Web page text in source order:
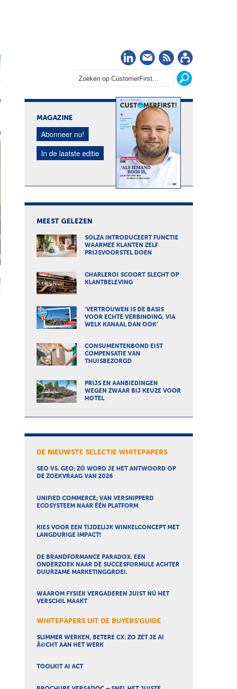
LinkedIn
Nieuwsbrief
RSS
MAGAZINE
Abonneer nu!
In de laatste editie
MEEST GELEZEN
SOLZA INTRODUCEERT FUNCTIE
WAARMEE KLANTEN ZELF
PRIJSVOORSTEL DOEN
CHARLEROI SCOORT SLECHT OP
KLANTBELEVING
‘VERTROUWEN IS DE BASIS
VOOR ECHTE VERBINDING, VIA
WELK KANAAL DAN OOK’
CONSUMENTENBOND EIST
COMPENSATIE VAN
THUISBEZORGD
PRIJS EN AANBIEDINGEN
WEGEN ZWAAR BIJ KEUZE VOOR
HOTEL
DE NIEUWSTE SELECTIE WHITEPAPERS
SEO VS. GEO: ZÓ WORD JE HET ANTWOORD OP
DE ZOEKVRAAG VAN 2026
UNIFIED COMMERCE; VAN VERSNIPPERD
ECOSYSTEEM NAAR ÉÉN PLATFORM
KIES VOOR EEN TIJDELIJK WINKELCONCEPT MET
LANGDURIGE IMPACT!
DE BRANDFORMANCE PARADOX. EEN
ONDERZOEK NAAR DE SUCCESFORMULE ACHTER
DUURZAME MARKETINGGROEI.
WAAROM FYSIEK VERGADEREN JUIST NÚ HET
VERSCHIL MAAKT
WHITEPAPERS UIT DE BUYERS'GUIDE
SLIMMER WERKEN, BETERE CX: ZO ZET JE AI
Ã©CHT AAN HET WERK
TOOLKIT AI ACT